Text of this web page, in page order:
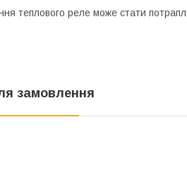
теплового реле може стати
замовлення